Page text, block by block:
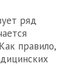
ряд
правило,